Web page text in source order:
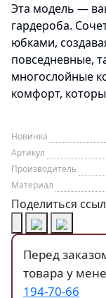
Эта модель —
гардероба.
юбками,
повседневные,
многослойные
комфорт,
Новинка
Артикул
Производитель
Материал
Поделиться
Перед
товара у
194-70-66